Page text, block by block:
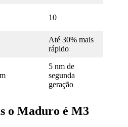
10
Até 30% mais
rápido
5 nm de
segunda
geração
o Maduro é M3